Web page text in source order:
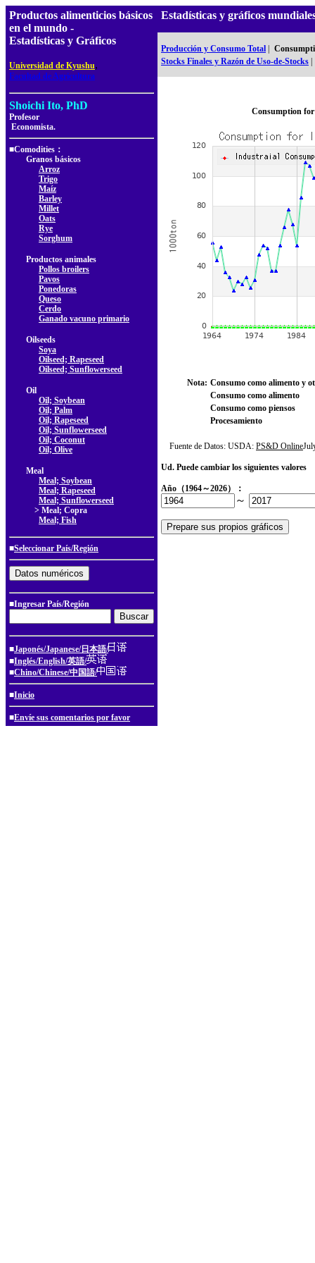
Productos alimenticios básicos
en el mundo -
Estadísticas y Gráficos
Universidad de Kyushu,
Facultad de Agricultura
Shoichi Ito, PhD
Profesor
Economista.
■Comodities：
Granos básicos
Arroz
Trigo
Maíz
Barley
Millet
Oats
Rye
Sorghum
Productos animales
Pollos broilers
Pavos
Ponedoras
Queso
Cerdo
Ganado vacuno primario
Oilseeds
Soya
Oilseed; Rapeseed
Oilseed; Sunflowerseed
Oil
Oil; Soybean
Oil; Palm
Oil; Rapeseed
Oil; Sunflowerseed
Oil; Coconut
Oil; Olive
Meal
Meal; Soybean
Meal; Rapeseed
Meal; Sunflowerseed
> Meal; Copra
Meal; Fish
■Seleccionar País/Región
■Ingresar País/Región
■Japonés/Japanese/日本語/
■Inglés/English/英語/
■Chino/Chinese/中国語/
■Inicio
■Envíe sus comentarios por favor
Estadísticas y gráficos
Producción y Consumo Total
Stocks Finales y Razón de Uso-de-Stocks
Consumption
Nota: Consumo como alimento y
Consumo como alimento
Consumo como piensos
Procesamiento
Fuente de Datos: USDA: PS&D Online
Ud. Puede cambiar los siguientes valores
Año（1964～2026）：
～